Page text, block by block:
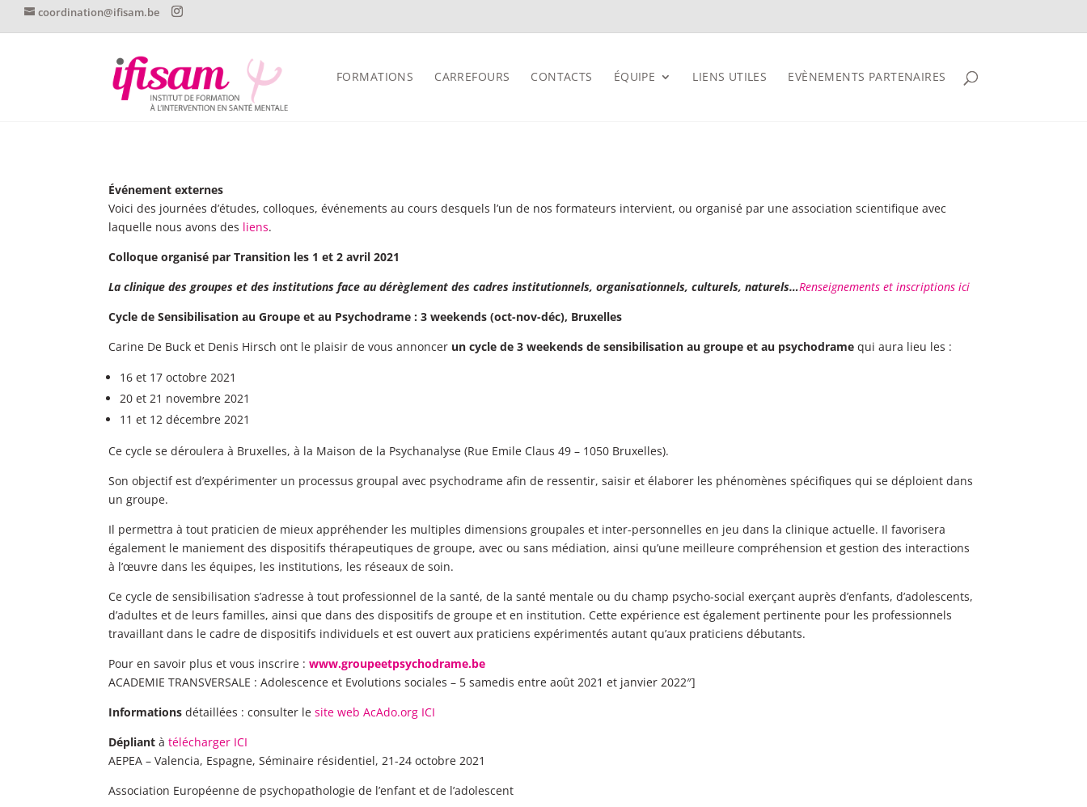
coordination@ifisam.be
FORMATIONS CARREFOURS CONTACTS ÉQUIPE LIENS UTILES EVÈNEMENTS PARTENAIRES
Événement externes
Voici des journées d’études, colloques, événements au cours desquels l’un de nos formateurs intervient, ou organisé par une association scientifique avec
laquelle nous avons des liens.
Colloque organisé par Transition les 1 et 2 avril 2021
La clinique des groupes et des institutions face au dérèglement des cadres institutionnels, organisationnels, culturels, naturels…Renseignements et inscriptions ici
Cycle de Sensibilisation au Groupe et au Psychodrame : 3 weekends (oct-nov-déc), Bruxelles
Carine De Buck et Denis Hirsch ont le plaisir de vous annoncer un cycle de 3 weekends de sensibilisation au groupe et au psychodrame qui aura lieu les :
16 et 17 octobre 2021
20 et 21 novembre 2021
11 et 12 décembre 2021
Ce cycle se déroulera à Bruxelles, à la Maison de la Psychanalyse (Rue Emile Claus 49 – 1050 Bruxelles).
Son objectif est d’expérimenter un processus groupal avec psychodrame afin de ressentir, saisir et élaborer les phénomènes spécifiques qui se déploient dans
un groupe.
Il permettra à tout praticien de mieux appréhender les multiples dimensions groupales et inter-personnelles en jeu dans la clinique actuelle. Il favorisera
également le maniement des dispositifs thérapeutiques de groupe, avec ou sans médiation, ainsi qu’une meilleure compréhension et gestion des interactions
à l’œuvre dans les équipes, les institutions, les réseaux de soin.
Ce cycle de sensibilisation s’adresse à tout professionnel de la santé, de la santé mentale ou du champ psycho-social exerçant auprès d’enfants, d’adolescents,
d’adultes et de leurs familles, ainsi que dans des dispositifs de groupe et en institution. Cette expérience est également pertinente pour les professionnels
travaillant dans le cadre de dispositifs individuels et est ouvert aux praticiens expérimentés autant qu’aux praticiens débutants.
Pour en savoir plus et vous inscrire :www.groupeetpsychodrame.be
ACADEMIE TRANSVERSALE : Adolescence et Evolutions sociales – 5 samedis entre août 2021 et janvier 2022″]
Informations détaillées : consulter lesite web AcAdo.org ICI
Dépliant àtélécharger ICI
AEPEA – Valencia, Espagne, Séminaire résidentiel, 21-24 octobre 2021
Association Européenne de psychopathologie de l’enfant et de l’adolescent